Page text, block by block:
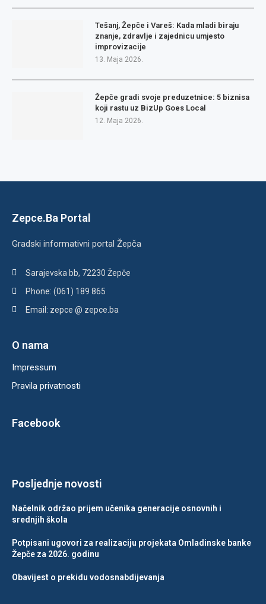
Tešanj, Žepče i Vareš: Kada mladi biraju
znanje, zdravlje i zajednicu umjesto
improvizacije
13. Maja 2026.
Žepče gradi svoje preduzetnice: 5 biznisa
koji rastu uz BizUp Goes Local
12. Maja 2026.
Zepce.Ba Portal
Gradski informativni portal Žepča
Sarajevska bb, 72230 Žepče
Phone: (061) 189 865
Email: zepce @ zepce.ba
O nama
Impressum
Pravila privatnosti
Facebook
Posljednje novosti
Načelnik održao prijem učenika generacije osnovnih i
srednjih škola
Potpisani ugovori za realizaciju projekata Omladinske banke
Žepče za 2026. godinu
Obavijest o prekidu vodosnabdijevanja